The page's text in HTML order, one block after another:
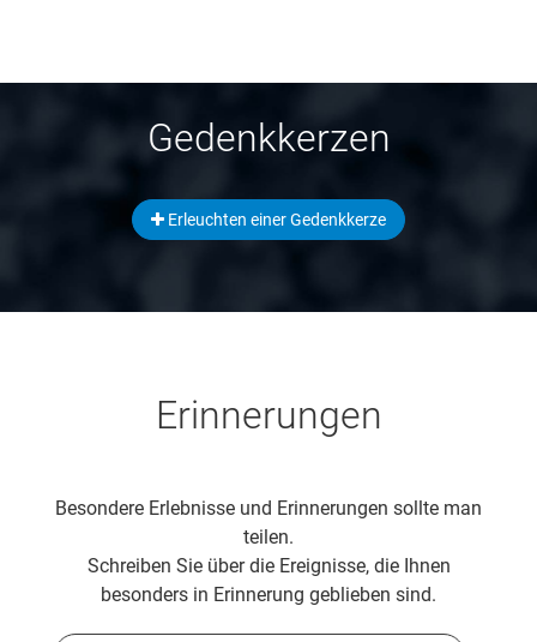
Gedenkkerzen
Erleuchten einer Gedenkkerze
Erinnerungen
Besondere Erlebnisse und Erinnerungen sollte man
teilen.
Schreiben Sie über die Ereignisse, die Ihnen
besonders in Erinnerung geblieben sind.